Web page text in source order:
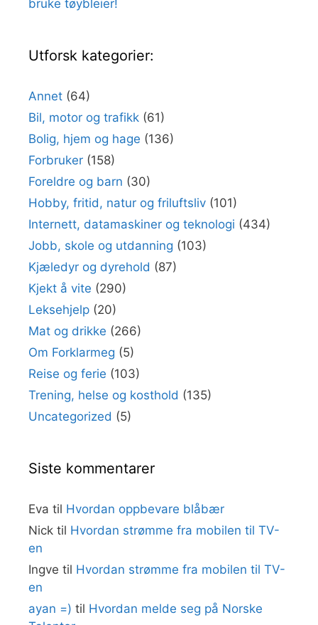
bruke tøybleier!
Utforsk kategorier:
Annet (64)
Bil, motor og trafikk (61)
Bolig, hjem og hage (136)
Forbruker (158)
Foreldre og barn (30)
Hobby, fritid, natur og friluftsliv (101)
Internett, datamaskiner og teknologi (434)
Jobb, skole og utdanning (103)
Kjæledyr og dyrehold (87)
Kjekt å vite (290)
Leksehjelp (20)
Mat og drikke (266)
Om Forklarmeg (5)
Reise og ferie (103)
Trening, helse og kosthold (135)
Uncategorized (5)
Siste kommentarer
Eva til Hvordan oppbevare blåbær
Nick til Hvordan strømme fra mobilen til TV-
en
Ingve til Hvordan strømme fra mobilen til TV-
en
ayan =) til Hvordan melde seg på Norske